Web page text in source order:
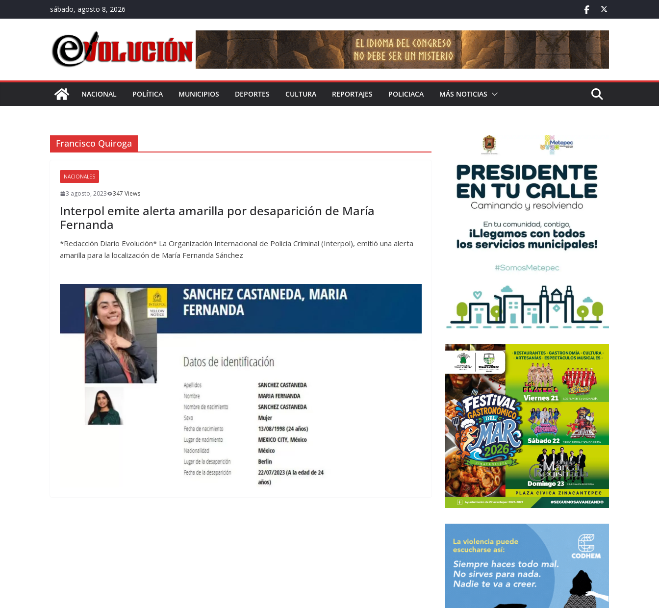
al
sábado, agosto 8, 2026
NACIONAL POLÍTICA MUNICIPIOS DEPORTES CULTURA REPORTAJES POLICIACA MÁS NOTICIAS
Francisco Quiroga
NACIONALES
3 agosto, 2023 347 Views
Interpol emite alerta amarilla por desaparición de María
Fernanda
*Redacción Diario Evolución* La Organización Internacional de Policía Criminal (Interpol), emitió una alerta
amarilla para la localización de María Fernanda Sánchez